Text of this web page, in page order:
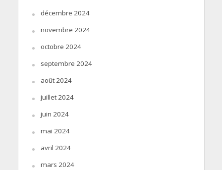
décembre 2024
novembre 2024
octobre 2024
septembre 2024
août 2024
juillet 2024
juin 2024
mai 2024
avril 2024
mars 2024